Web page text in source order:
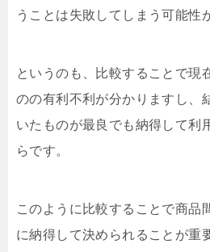
うことは失敗してしまう可能性
というのも、比較することで現
のの有利不利が分かりますし、
いたものが最良でも納得して利
らです。
このように比較することで商品
に納得して決められることが重